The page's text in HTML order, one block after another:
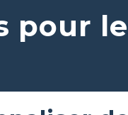
pour